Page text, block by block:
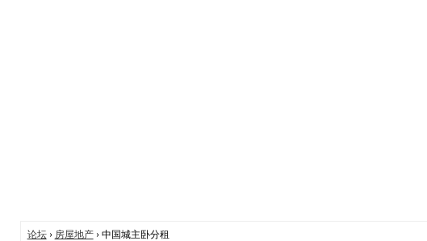
论坛› 房屋地产› 中国城主卧分租